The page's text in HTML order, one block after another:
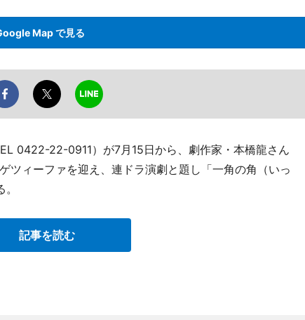
Map で見る
0422-22-0911）が7月15日から、劇作家・本橋龍さん
ツィーファを迎え、連ドラ演劇と題し「一角の角（いっ
記事を読む